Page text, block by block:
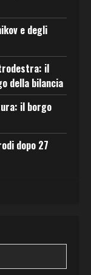
e degli
il
della bilancia
il borgo
dopo 27